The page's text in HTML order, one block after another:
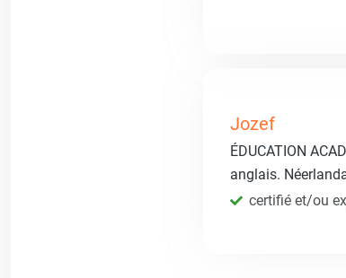
Jozef
ÉDUCATION
anglais.
certifié et/ou